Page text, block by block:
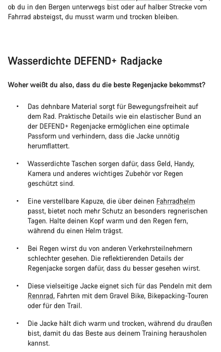
ob du in den Bergen unterwegs bist oder auf halber Strecke vom
Fahrrad absteigst, du musst warm und trocken bleiben.
Wasserdichte DEFEND+ Radjacke
Woher weißt du also, dass du die beste Regenjacke bekommst?
Das dehnbare Material sorgt für Bewegungsfreiheit auf
dem Rad. Praktische Details wie ein elastischer Bund an
der DEFEND+ Regenjacke ermöglichen eine optimale
Passform und verhindern, dass die Jacke unnötig
herumflattert.
Wasserdichte Taschen sorgen dafür, dass Geld, Handy,
Kamera und anderes wichtiges Zubehör vor Regen
geschützt sind.
Eine verstellbare Kapuze, die über deinen Fahrradhelm
passt, bietet noch mehr Schutz an besonders regnerischen
Tagen. Halte deinen Kopf warm und den Regen fern,
während du einen Helm trägst.
Bei Regen wirst du von anderen Verkehrsteilnehmern
schlechter gesehen. Die reflektierenden Details der
Regenjacke sorgen dafür, dass du besser gesehen wirst.
Diese vielseitige Jacke eignet sich für das Pendeln mit dem
Rennrad, Fahrten mit dem Gravel Bike, Bikepacking-Touren
oder für den Trail.
Die Jacke hält dich warm und trocken, während du draußen
bist, damit du das Beste aus deinem Training herausholen
kannst.